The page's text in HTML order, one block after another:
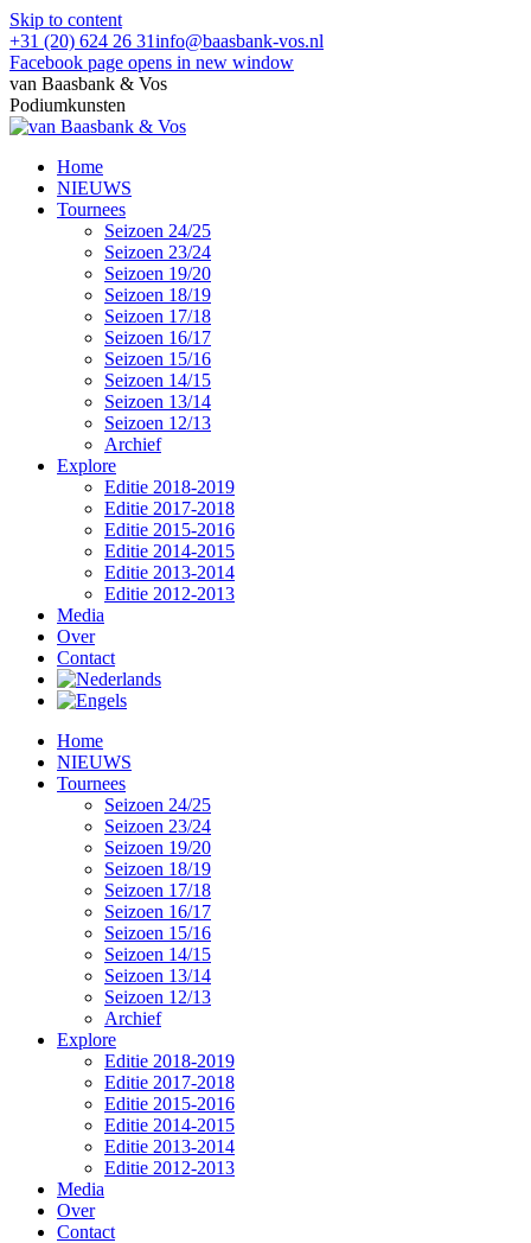
Skip to content
+31 (20) 624 26 31info@baasbank-vos.nl
Facebook page opens in new window
van Baasbank & Vos
Podiumkunsten
Home
NIEUWS
Tournees
Seizoen 24/25
Seizoen 23/24
Seizoen 19/20
Seizoen 18/19
Seizoen 17/18
Seizoen 16/17
Seizoen 15/16
Seizoen 14/15
Seizoen 13/14
Seizoen 12/13
Archief
Explore
Editie 2018-2019
Editie 2017-2018
Editie 2015-2016
Editie 2014-2015
Editie 2013-2014
Editie 2012-2013
Media
Over
Contact
Home
NIEUWS
Tournees
Seizoen 24/25
Seizoen 23/24
Seizoen 19/20
Seizoen 18/19
Seizoen 17/18
Seizoen 16/17
Seizoen 15/16
Seizoen 14/15
Seizoen 13/14
Seizoen 12/13
Archief
Explore
Editie 2018-2019
Editie 2017-2018
Editie 2015-2016
Editie 2014-2015
Editie 2013-2014
Editie 2012-2013
Media
Over
Contact